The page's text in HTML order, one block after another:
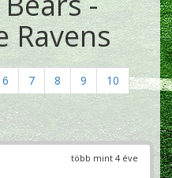
Ravens
6 7 8 9
10
több mint 4 éve